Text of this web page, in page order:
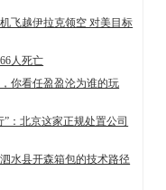
飞越伊拉克领空 对美目标
人死亡
你看任盈盈沦为谁的玩
：北京这家正规处置公司
水县开森箱包的技术路径